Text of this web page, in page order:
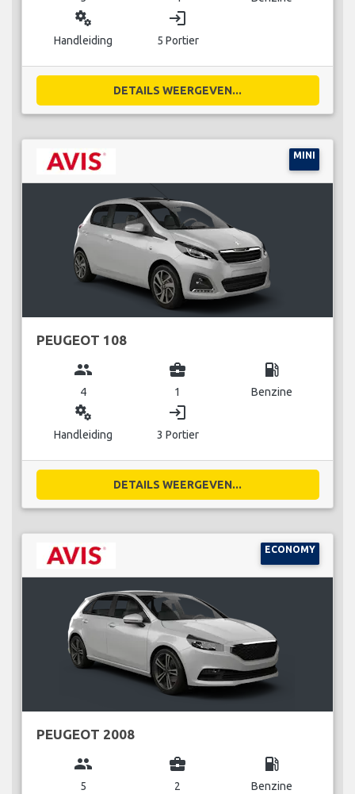
miscellaneous_services
Handleiding
login
5 Portier
DETAILS WEERGEVEN...
MINI
PEUGEOT 108
group
4
business_center
1
local_gas_station
Benzine
miscellaneous_services
Handleiding
login
3 Portier
DETAILS WEERGEVEN...
ECONOMY
PEUGEOT 2008
group
5
business_center
2
local_gas_station
Benzine